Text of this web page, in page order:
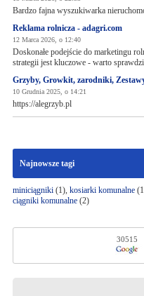
Bardzo fajna wyszukiwarka
Reklama rolnicza - adagri.com
12 Marca 2026, o 12:40
Doskonałe podejście do marketingu
strategii jest kluczowe - warto
Grzyby, Growkit, zarodniki,
10 Grudnia 2025, o 14:21
https://alegrzyb.pl
Najnowsze tagi
miniciągniki(1), kosiarki komunalne
ciągniki komunalne(2)
30515